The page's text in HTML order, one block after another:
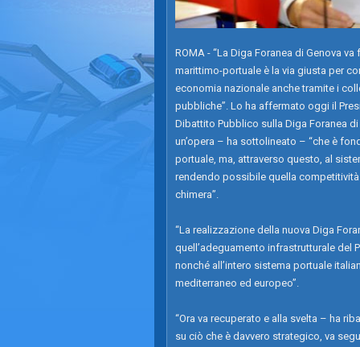
ROMA - “La Diga Foranea di Genova
marittimo-portuale è la via giusta per
economia nazionale anche tramite i
pubbliche”. Lo ha affermato oggi il
Dibattito Pubblico sulla Diga Foranea
un’opera – ha sottolineato – “che è
portuale, ma, attraverso questo, al
rendendo possibile quella
chimera”.
“La realizzazione della nuova Diga
quell’adeguamento infrastrutturale del
nonché all’intero sistema portuale
mediterraneo ed europeo”.
“Ora va recuperato e alla svelta – ha
su ciò che è davvero strategico, va